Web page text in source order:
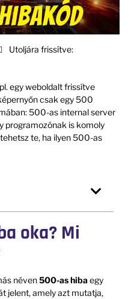
Utoljára frissítve:
egy weboldalt frissítve
csak egy 500
500-as internal server
programozónak is komoly
te, ha ilyen 500-as
oka? Mi
néven500-as hibaegy
jelent, amely azt mutatja,